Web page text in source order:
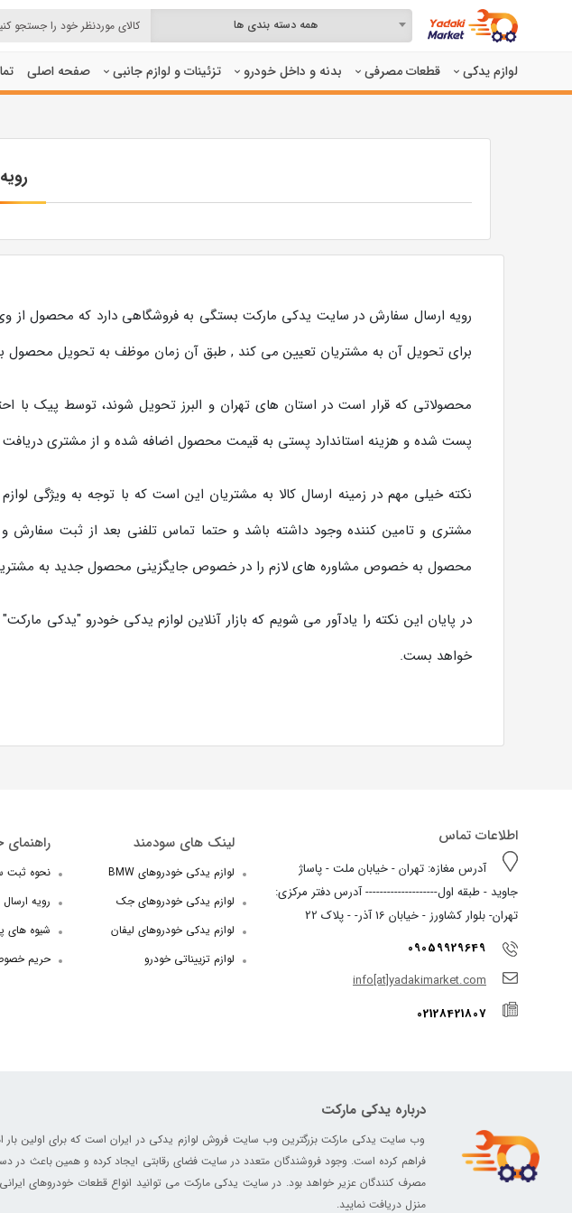
همه دسته بندی ها
لوازم یدکی قطعات مصرفی بدنه و داخل خودرو تزئینات و لوازم جانبی صفحه اصلی
رویه ارسال سفارش در سایت یدکی مارکت بستگی به فروشگاهی دارد که محصول از
برای تحویل آن به مشتریان تعیین می کند , طبق آن زمان موظف به تحویل محصول
محصولاتی که قرار است در استان های تهران و البرز تحویل شوند، توسط پیک
پست شده و هزینه استاندارد پستی به قیمت محصول اضافه شده و از مشتری
نکته خیلی مهم در زمینه ارسال کالا به مشتریان این است که با توجه به ویژگی
مشتری و تامین کننده وجود داشته باشد و حتما تماس تلفنی بعد از ثبت سفارش
محصول به خصوص مشاوره های لازم را در خصوص جایگزینی محصول جدید به مشتریان
در پایان این نکته را یادآور می شویم که بازار آنلاین لوازم یدکی خودرو "یدکی
خواهد بست.
اطلاعات تماس
آدرس مغازه: تهران - خیابان ملت - پاساژ
جاوید - طبقه اول-------------------- آدرس دفتر مرکزی:
تهران- بلوار کشاورز - خیابان 16 آذر- - پلاک 22
09059929649
info[at]yadakimarket.com
02128421807
لینک های سودمند
لوازم یدکی خودروهای BMW
لوازم یدکی خودروهای جک
لوازم یدکی خودروهای لیفان
لوازم تزییناتی خودرو
راهنمای
نحوه ثبت
رویه
شیوه های
حریم
درباره یدکی مارکت
وب سایت یدکی مارکت بزرگترین وب سایت فروش لوازم یدکی در ایران است که برای اولین بار
فراهم کرده است. وجود فروشندگان متعدد در سایت فضای رقابتی ایجاد کرده و همین باعث در
مصرف کنندگان عزیر خواهد بود. در سایت یدکی مارکت می توانید انواع قطعات خودروهای
منزل دریافت نمایید.